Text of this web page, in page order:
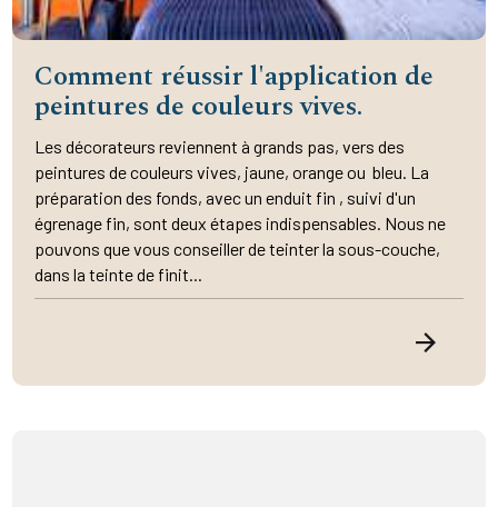
Comment réussir l'application de
peintures de couleurs vives.
Les décorateurs reviennent à grands pas, vers des
peintures de couleurs vives, jaune, orange ou bleu. La
préparation des fonds, avec un enduit fin , suivi d'un
égrenage fin, sont deux étapes indispensables. Nous ne
pouvons que vous conseiller de teinter la sous-couche,
dans la teinte de finit...